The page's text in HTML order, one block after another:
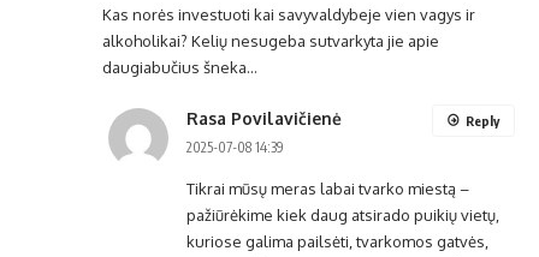
Kas norės investuoti kai savyvaldybeje vien vagys ir
alkoholikai? Kelių nesugeba sutvarkyta jie apie
daugiabučius šneka…
Rasa Povilavičienė
2025-07-08 14:39
Tikrai mūsų meras labai tvarko miestą –
pažiūrėkime kiek daug atsirado puikių vietų,
kuriose galima pailsėti, tvarkomos gatvės,
Reply